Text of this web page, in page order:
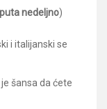
nedeljno)
i italijanski se
šansa da ćete